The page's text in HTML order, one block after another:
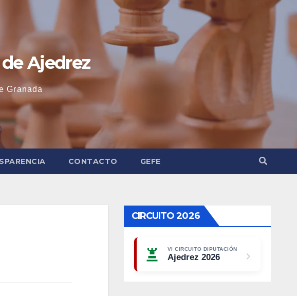
Ajedrez
Granada
CONTACTO GEFE
CIRCUITO 2026
VI CIRCUITO DIPUTACIÓN
Ajedrez 2026